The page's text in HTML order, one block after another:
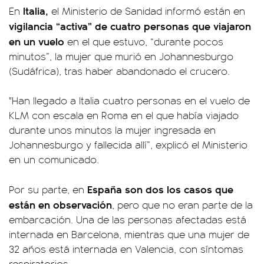
En Italia, el Ministerio de Sanidad informó están en
vigilancia “activa” de cuatro personas que viajaron
en un vuelo en el que estuvo, “durante pocos
minutos”, la mujer que murió en Johannesburgo
(Sudáfrica), tras haber abandonado el crucero.
"Han llegado a Italia cuatro personas en el vuelo de
KLM con escala en Roma en el que había viajado
durante unos minutos la mujer ingresada en
Johannesburgo y fallecida allí”, explicó el Ministerio
en un comunicado.
Por su parte, en España son dos los casos que
están en observación, pero que no eran parte de la
embarcación. Una de las personas afectadas está
internada en Barcelona, mientras que una mujer de
32 años está internada en Valencia, con síntomas